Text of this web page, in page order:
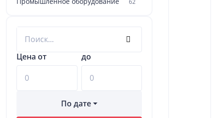
62
Цена от до
По дате